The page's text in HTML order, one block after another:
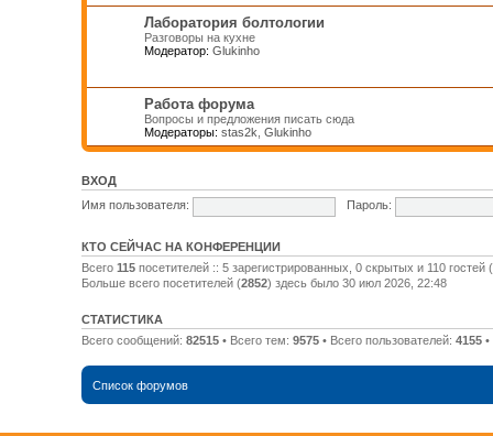
Лаборатория болтологии
Разговоры на кухне
Модератор: Glukinho
Работа форума
Вопросы и предложения писать сюда
Модераторы: stas2k Glukinho
ВХОД
Имя пользователя:
Пароль:
КТО СЕЙЧАС НА КОНФЕРЕНЦИИ
Всего 115посетителей :: 5 зарегистрированных, 0 скрытых и 110
Больше всего посетителей (2852) здесь было 30 июл 2026, 22:48
СТАТИСТИКА
Всего сообщений: 82515• Всего тем: 9575• Всего пользователей: 4155•
Список форумов